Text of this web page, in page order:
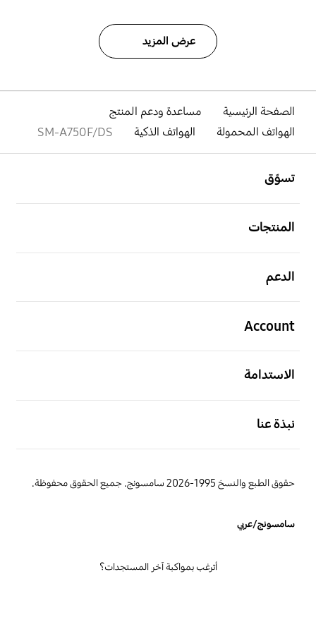
عرض المزيد
الصفحة الرئيسية
مساعدة ودعم المنتج
الهواتف المحمولة
الهواتف الذكية SM-A750F/DS
تسوّق
المنتجات
الدعم
Account
الاستدامة
نبذة عنا
حقوق الطبع والنسخ 1995-2026 سامسونج. جميع الحقوق محفوظة.
سامسونج/عربي
أترغب بمواكبة آخر المستجدات؟